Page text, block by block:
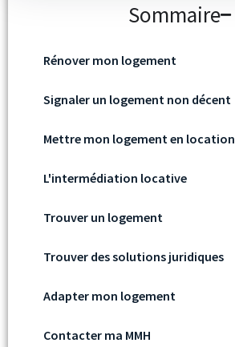
Sommaire
Rénover mon logement
Signaler un logement non décent
Mettre mon logement en location
L'intermédiation locative
Trouver un logement
Trouver des solutions juridiques
Adapter mon logement
Contacter ma MMH